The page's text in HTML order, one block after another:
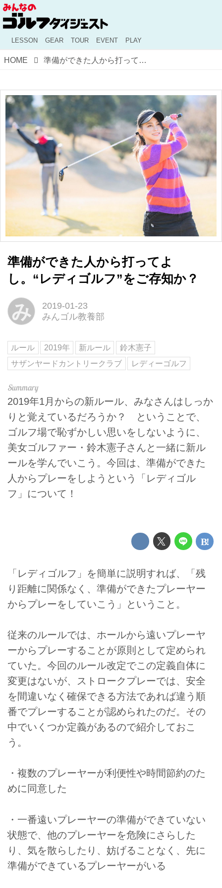
LESSON GEAR TOUR EVENT PLAY
HOME 準備ができた人から打ってよし。“レディゴルフ”をご存知か？
準備ができた人から打ってよ
し。“レディゴルフ”をご存知か？
み
2019-01-23
みんゴル教養部
ルール 2019年 新ルール
鈴木憲子
サザンヤードカントリークラブ
レディーゴルフ
2019年1月からの新ルール、みなさんはしっか
りと覚えているだろうか？ ということで、
ゴルフ場で恥ずかしい思いをしないように、
美女ゴルファー・鈴木憲子さんと一緒に新ル
ールを学んでいこう。今回は、準備ができた
人からプレーをしようという「レディゴル
フ」について！
「レディゴルフ」を簡単に説明すれば、「残
り距離に関係なく、準備ができたプレーヤー
からプレーをしていこう」ということ。
従来のルールでは、ホールから遠いプレーヤ
ーからプレーすることが原則として定められ
ていた。今回のルール改定でこの定義自体に
変更はないが、ストロークプレーでは、安全
を間違いなく確保できる方法であれば違う順
番でプレーすることが認められたのだ。その
中でいくつか定義があるので紹介しておこ
う。
・複数のプレーヤーが利便性や時間節約のた
めに同意した
・一番遠いプレーヤーの準備ができていない
状態で、他のプレーヤーを危険にさらした
り、気を散らしたり、妨げることなく、先に
準備ができているプレーヤーがいる